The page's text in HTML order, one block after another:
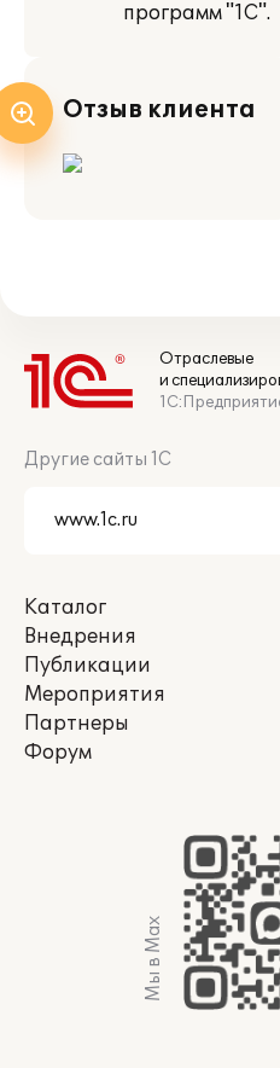
программ "1С".
Отзыв клиента
Отраслевые
и
Другие сайты 1С
Каталог
Внедрения
Публикации
Мероприятия
Партнеры
Форум
Мы в Max